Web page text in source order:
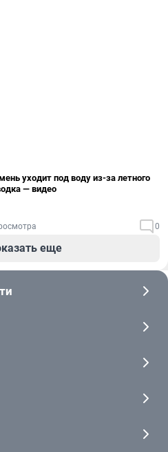
уходит под воду из-за летного
— видео
0
еще